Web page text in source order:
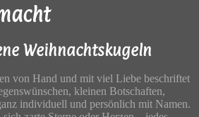
Weihnachtskugeln
von Hand und mit viel Liebe beschriftet
kleinen Botschaften,
individuell und persönlich mit Namen.